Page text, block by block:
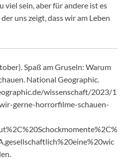
viel sein, aber für andere ist es
uns zeigt, dass wir am Leben
Spaß am Gruseln: Warum
National Geographic.
wissenschaft/2023/1
gerne-horrorfilme-schauen-